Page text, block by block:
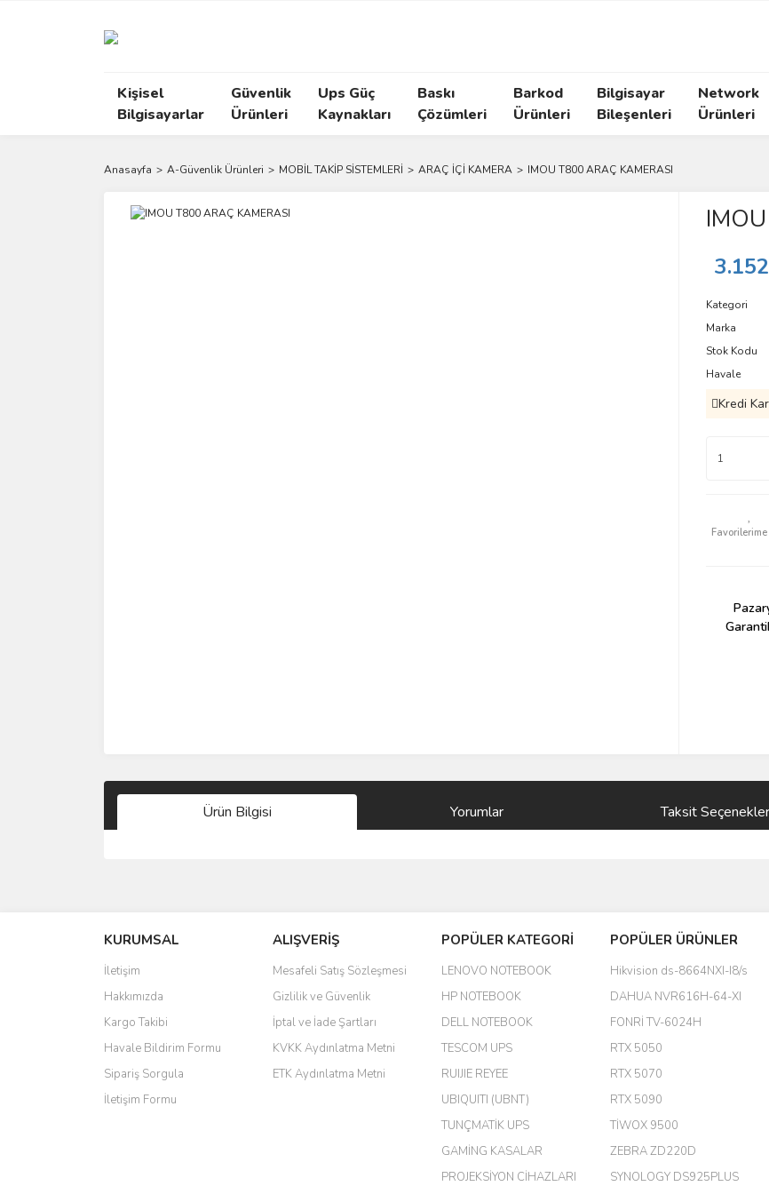
Kişisel
Bilgisayarlar
Güvenlik
Ürünleri
Ups Güç
Kaynakları
Baskı
Çözümleri
Barkod
Ürünleri
Bilgisayar
Bileşenleri
Network
Ürünleri
Anasayfa A-Güvenlik Ürünleri MOBİL TAKİP SİSTEMLERİ ARAÇ İÇİ KAMERA IMOU T800 ARAÇ KAMERASI
Kategori
Marka
Stok Kodu
Havale
Kredi
Ürün Bilgisi Yorumlar Taksit
kamera ile 24 izlenmektedir diye küçük bir tabela olsa daha hoş olurdu
Barış Başaran | 04/07/2026
hızlı güvenli bir alışveriş oldu
Yalçın Kaya | 20/06/2026
KURUMSAL
İletişim
Hakkımızda
Kargo Takibi
Havale Bildirim Formu
Sipariş Sorgula
İletişim Formu
ALIŞVERİŞ
Mesafeli Satış Sözleşmesi
Gizlilik ve Güvenlik
İptal ve İade Şartları
KVKK Aydınlatma Metni
ETK Aydınlatma Metni
POPÜLER KATEGORİ
LENOVO NOTEBOOK
HP NOTEBOOK
DELL NOTEBOOK
TESCOM UPS
RUIJIE REYEE
UBIQUITI (UBNT)
TUNÇMATİK UPS
GAMİNG KASALAR
PROJEKSİYON CİHAZLARI
POPÜLER ÜRÜNLER
Hikvision ds-8664NXI-I8/s
DAHUA NVR616H-64-XI
FONRİ TV-6024H
RTX 5050
RTX 5070
RTX 5090
TİWOX 9500
ZEBRA ZD220D
SYNOLOGY DS925PLUS